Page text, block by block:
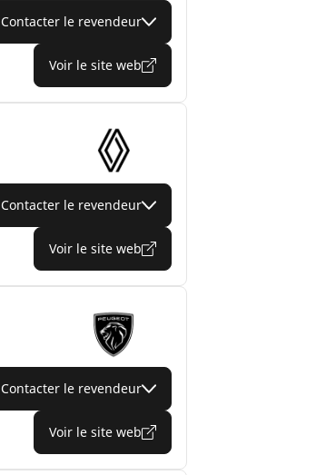
Contacter le revendeur
Voir le site web
Contacter le revendeur
Voir le site web
Contacter le revendeur
Voir le site web